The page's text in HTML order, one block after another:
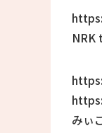
NRK
みぃ